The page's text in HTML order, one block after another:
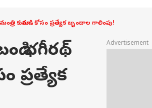
ఓటీటీ-వెబ్‌సిరీస్‌
టీవీ
ఐపీవో
ఆధ్యాత్మికం
ట్రెండింగ్
INDIA AT 2047
కుమారుడి కోసం ప్రత్యేక బృందాల గాలింపు!
భగీరథ్‌
ప్రత్యేక
Advertisement